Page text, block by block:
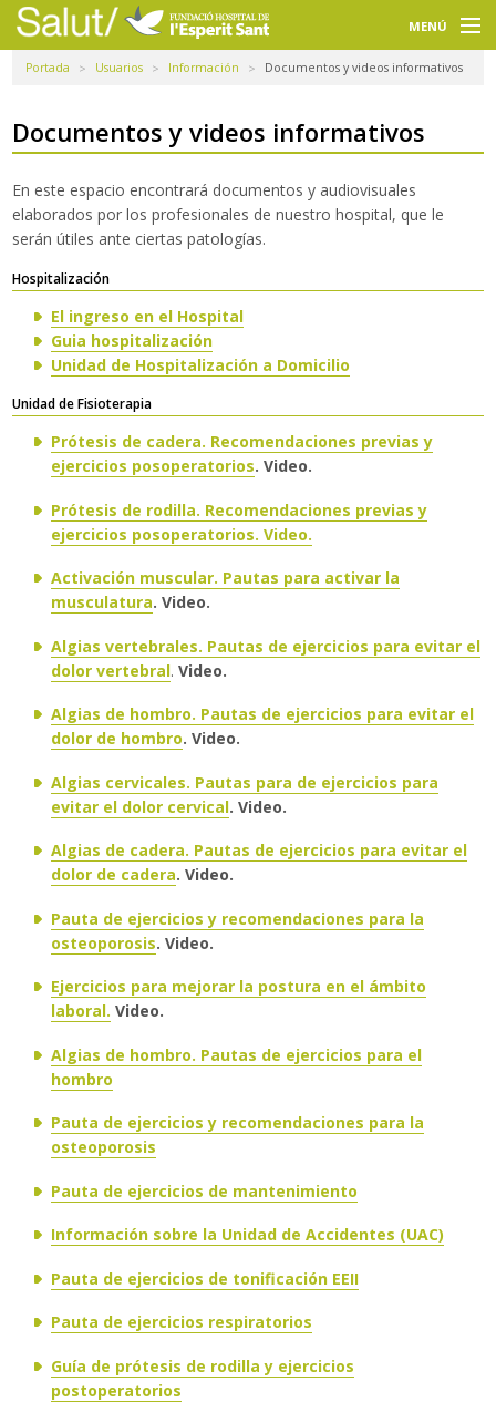
Navegación
principal
MENÚ
Usuarios
Profesionales
Investigación
La FHES
Intranet
Selecciona un idioma
Traductor
Portada Usuarios Información Documentos y videos informativos
Documentos y videos informativos
En este espacio encontrará documentos y audiovisuales
elaborados por los profesionales de nuestro hospital, que le
serán útiles ante ciertas patologías.
Hospitalización
El ingreso en el Hospital
Guia hospitalización
Unidad de Hospitalización a Domicilio
Unidad de Fisioterapia
Prótesis de cadera. Recomendaciones previas y
ejercicios posoperatorios. Video.
Prótesis de rodilla. Recomendaciones previas y
ejercicios posoperatorios. Video.
Activación muscular. Pautas para activar la
musculatura. Video.
Algias vertebrales. Pautas de ejercicios para evitar el
dolor vertebral. Video.
Algias de hombro. Pautas de ejercicios para evitar el
dolor de hombro. Video.
Algias cervicales. Pautas para de ejercicios para
evitar el dolor cervical. Video.
Algias de cadera. Pautas de ejercicios para evitar el
dolor de cadera. Video.
Pauta de ejercicios y recomendaciones para la
osteoporosis. Video.
Ejercicios para mejorar la postura en el ámbito
laboral. Video.
Algias de hombro. Pautas de ejercicios para el
hombro
Pauta de ejercicios y recomendaciones para la
osteoporosis
Pauta de ejercicios de mantenimiento
Información sobre la Unidad de Accidentes (UAC)
Pauta de ejercicios de tonificación EEII
Pauta de ejercicios respiratorios
Guía de prótesis de rodilla y ejercicios
postoperatorios